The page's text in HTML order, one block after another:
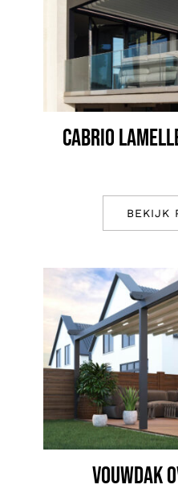
CABRIO
BEKIJK
VOUWDAK